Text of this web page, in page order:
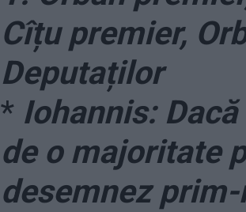
Cîțu premier,
Deputaților
* Iohannis:
de o majoritate
desemnez